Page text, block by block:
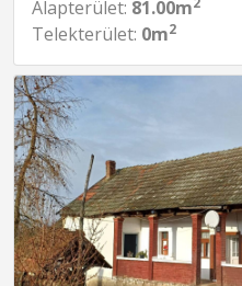
Alapterület: 81.00m
Telekterület: 0m2